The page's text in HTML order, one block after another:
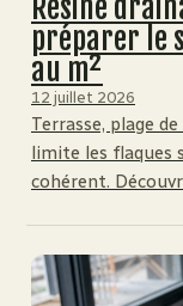
Résine
préparer le
au m²
12 juillet 2026
Terrasse, plage
limite les flaques
cohérent.